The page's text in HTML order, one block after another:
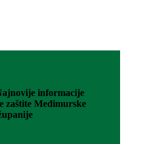
informacije
zaštite Međimurske